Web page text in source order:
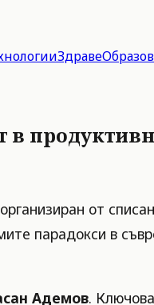
Здраве
в
от
парадокси в
Адемов.